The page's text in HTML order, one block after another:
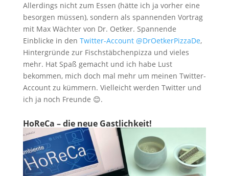
Allerdings nicht zum Essen (hätte ich ja vorher eine
besorgen müssen), sondern als spannenden Vortrag
mit Max Wächter von Dr. Oetker. Spannende
Einblicke in den Twitter-Account @DrOetkerPizzaDe,
Hintergründe zur Fischstäbchenpizza und vieles
mehr. Hat Spaß gemacht und ich habe Lust
bekommen, mich doch mal mehr um meinen Twitter-
Account zu kümmern. Vielleicht werden Twitter und
ich ja noch Freunde 😊.
HoReCa – die neue Gastlichkeit!